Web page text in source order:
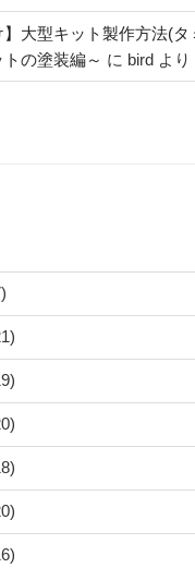
】大型キット製作方法
の塗装編～ に bird より